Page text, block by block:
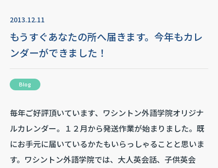
2013.12.11
もうすぐあなたの所へ届きます。今年もカレ
ンダーができました！
Blog
毎年ご好評頂いています、ワシントン外語学院オリジナ
ルカレンダー。１２月から発送作業が始まりました。既
にお手元に届いているかたもいらっしゃることと思いま
す。ワシントン外語学院では、大人英会話、子供英会